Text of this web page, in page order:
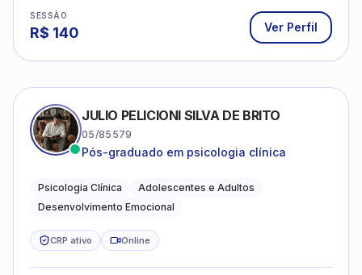
SESSÃO
R$ 140 Ver Perfil
JULIO PELICIONI SILVA DE BRITO
05/85579
Pós-graduado em psicologia clínica
Psicologia Clínica
Adolescentes e Adultos
Desenvolvimento Emocional
CRP ativo Online